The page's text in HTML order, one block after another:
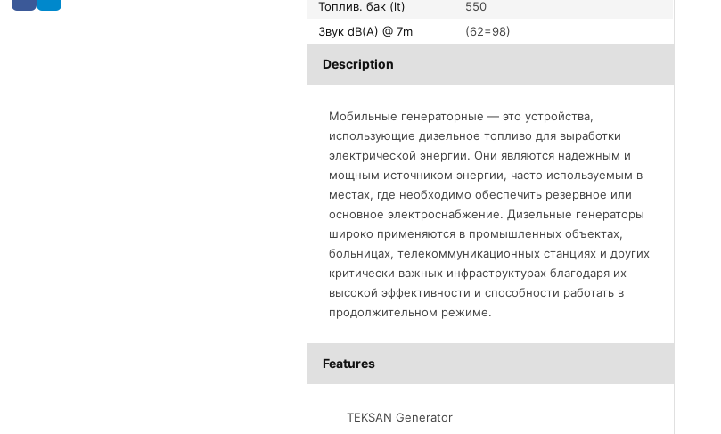
Топлив. бак (lt)
550
Звук dB(A) @ 7m
(62=98)
Description
Мобильные генераторные — это устройства,
использующие дизельное топливо для выработки
электрической энергии. Они являются надежным и
мощным источником энергии, часто используемым в
местах, где необходимо обеспечить резервное или
основное электроснабжение. Дизельные генераторы
широко применяются в промышленных объектах,
больницах, телекоммуникационных станциях и других
критически важных инфраструктурах благодаря их
высокой эффективности и способности работать в
продолжительном режиме.
Features
TEKSAN Generator